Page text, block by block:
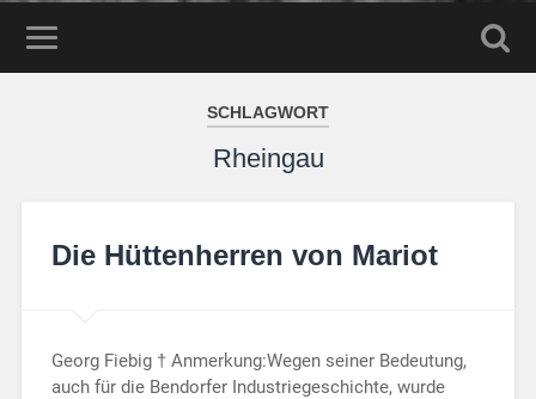
SCHLAGWORT
Rheingau
Die Hüttenherren von Mariot
Georg Fiebig † Anmerkung:Wegen seiner Bedeutung,
auch für die Bendorfer Industriegeschichte, wurde